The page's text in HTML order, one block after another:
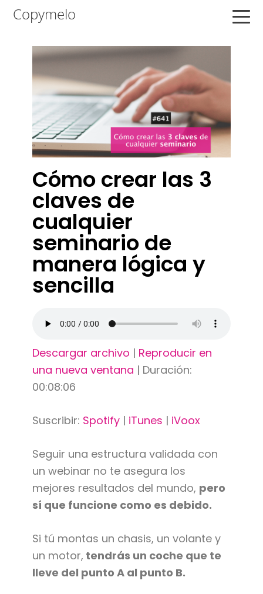
Saltar
navegación
principal
Saltar
contenido
principal
Saltar
principal
Copymelo
Cómo crear las 3
claves de
cualquier
seminario de
manera lógica y
sencilla
Descargar archivo | Reproducir en
una nueva ventana | Duración:
00:08:06
Suscribir: Spotify| iTunes | iVoox
Seguir una estructura validada con
un webinar no te asegura los
mejores resultados del mundo, pero
sí que funcione como es debido.
Si tú montas un chasis, un volante y
un motor, tendrás un coche que te
lleve del punto A al punto B.